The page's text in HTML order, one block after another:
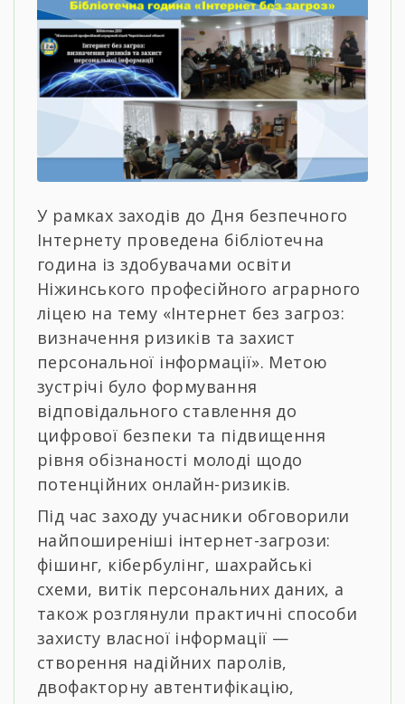
У рамках заходів до Дня безпечного
Інтернету проведена бібліотечна
година із здобувачами освіти
Ніжинського професійного аграрного
ліцею на тему «Інтернет без загроз:
визначення ризиків та захист
персональної інформації». Метою
зустрічі було формування
відповідального ставлення до
цифрової безпеки та підвищення
рівня обізнаності молоді щодо
потенційних онлайн-ризиків.
Під час заходу учасники обговорили
найпоширеніші інтернет-загрози:
фішинг, кібербулінг, шахрайські
схеми, витік персональних даних, а
також розглянули практичні способи
захисту власної інформації —
створення надійних паролів,
двофакторну автентифікацію,